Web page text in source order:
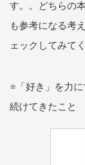
す。。どちらの
も参考になる考
ェックしてみて
⭐️「好き」を力
続けてきたこと